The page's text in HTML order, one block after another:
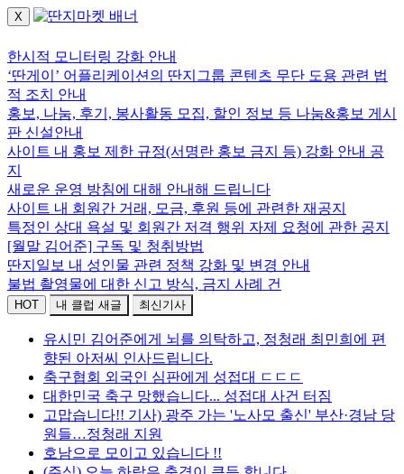
X
한시적 모니터링 강화 안내
‘딴게이’ 어플리케이션의 딴지그룹 콘텐츠 무단 도용 관련 법
적 조치 안내
홍보, 나눔, 후기, 봉사활동 모집, 할인 정보 등 나눔&홍보 게시
판 신설안내
사이트 내 홍보 제한 규정(서명란 홍보 금지 등) 강화 안내 공
지
새로운 운영 방침에 대해 안내해 드립니다
사이트 내 회원간 거래, 모금, 후원 등에 관련한 재공지
특정인 상대 욕설 및 회원간 저격 행위 자제 요청에 관한 공지
[월말 김어준] 구독 및 청취방법
딴지일보 내 성인물 관련 정책 강화 및 변경 안내
불법 촬영물에 대한 신고 방식, 금지 사례 건
HOT 내 클럽 새글 최신기사
유시민 김어준에게 뇌를 의탁하고, 정청래 최민희에 편
향된 아저씨 인사드립니다.
축구협회 외국인 심판에게 성접대 ㄷㄷㄷ
대한민국 축구 망했습니다... 성접대 사건 터짐
고맙습니다!! 기사) 광주 가는 '노사모 출신' 부산·경남 당
원들…정청래 지원
호남으로 모이고 있습니다 !!